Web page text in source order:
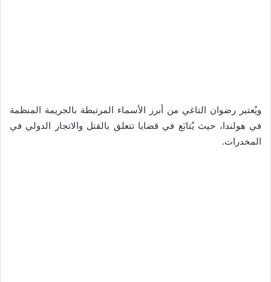
ويُعتبر رضوان التاغي من أبرز الأسماء المرتبطة بالجريمة المنظمة
في هولندا، حيث يُتابَع في قضايا تتعلق بالقتل والاتجار الدولي في
المخدرات.